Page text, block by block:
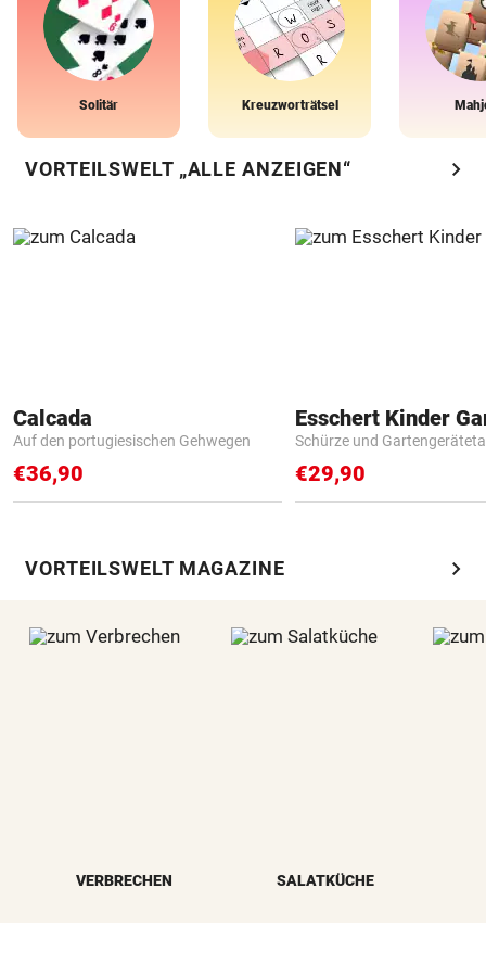
Solitär Kreuzworträtsel
VORTEILSWELT „ALLE ANZEIGEN“ chevron_right
Calcada
Auf den portugiesischen Gehwegen
€36,90
Schürze und
€29,90
VORTEILSWELT MAGAZINE chevron_right
VERBRECHEN SALATKÜCHE